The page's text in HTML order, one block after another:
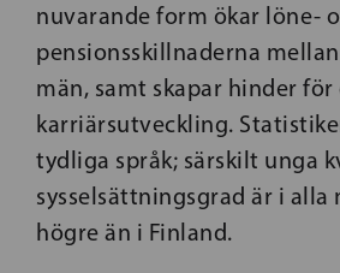
nuvarande form ökar löne-
pensionsskillnaderna
män, samt skapar hinder
karriärsutveckling.
tydliga språk; särskilt unga
sysselsättningsgrad är i alla
högre än i Finland.